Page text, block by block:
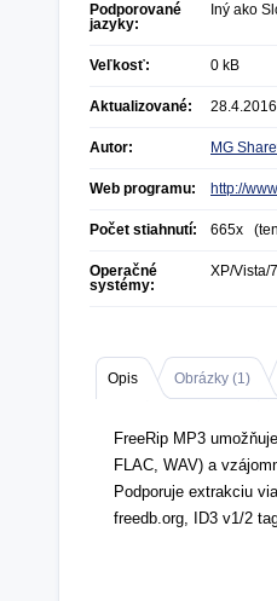
Podporované
jazyky:
Iný ako
Veľkosť: 0 kB
Aktualizované: 28.4.2016
Autor: MG
Web programu: http://
Počet stiahnutí: 665x
Operačné
systémy:
XP/Vista/
Opis Obrázky (1)
FreeRip MP3
FLAC, WAV) a
Podporuje extrakciu
freedb.org, ID3 v1/2